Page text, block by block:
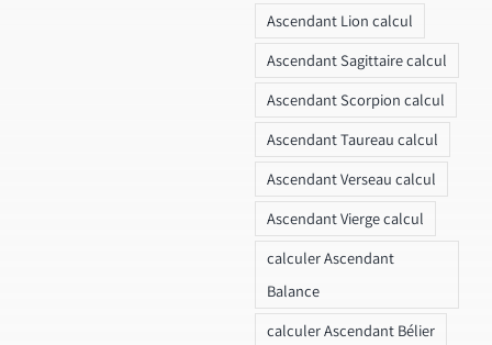
Ascendant Lion calcul
Ascendant Sagittaire calcul
Ascendant Scorpion calcul
Ascendant Taureau calcul
Ascendant Verseau calcul
Ascendant Vierge calcul
calculer Ascendant
Balance
calculer Ascendant Bélier